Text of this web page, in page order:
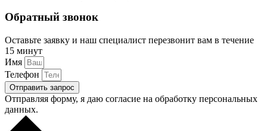
Обратный звонок
Оставьте заявку и наш специалист перезвонит вам в течение
15 минут
Имя
Телефон
Отправить запрос
Отправляя форму, я даю согласие на обработку персональных
данных.